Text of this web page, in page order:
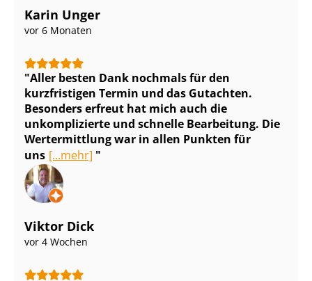
Karin Unger
vor 6 Monaten
Aller besten Dank nochmals für den
kurzfristigen Termin und das Gutachten.
Besonders erfreut hat mich auch die
unkomplizierte und schnelle Bearbeitung. Die
Wertermittlung war in allen Punkten für
uns [...mehr]
Viktor Dick
vor 4 Wochen